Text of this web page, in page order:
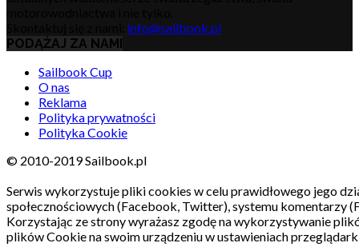
info@sailbook.pl
PODĄŻAJ ZA NAMI
Sailbook Cup
O nas
Reklama
Polityka prywatności
Polityka Cookie
© 2010-2019 Sailbook.pl
Serwis wykorzystuje pliki cookies w celu prawidłowego jego
społecznościowych (Facebook, Twitter), systemu komentarzy
Korzystając ze strony wyrażasz zgodę na wykorzystywanie
plików Cookie na swoim urządzeniu w ustawieniach